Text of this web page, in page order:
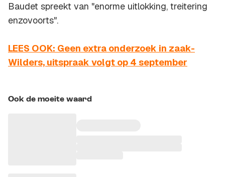
Baudet spreekt van "enorme uitlokking, treitering
enzovoorts".
LEES OOK: Geen extra onderzoek in zaak-
Wilders, uitspraak volgt op 4 september
Ook de moeite waard